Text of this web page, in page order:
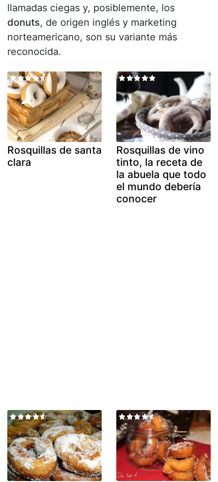
llamadas ciegas y, posiblemente, los
donuts, de origen inglés y marketing
norteamericano, son su variante más
reconocida.
Rosquillas de santa
clara
Rosquillas de vino
tinto, la receta de
la abuela que todo
el mundo debería
conocer